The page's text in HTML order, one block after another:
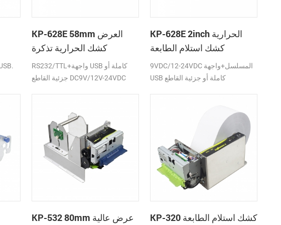
KP-628E 58mm العرض
كشك الحرارية تذكرة
الطابعات مع لصناعة
السيارات في القاطع
RS232/TTL+واجهة USB كاملة أو
جزئية القاطع DC9V/12V-24VDC
KP-628E 2inch الحرارية
كشك استلام الطابعة
9VDC/12-24VDC المسلسل+واجهة
USB كاملة أو جزئية القاطع
KP-532 80mm عرض عالية
KP-320 كشك استلام الطابعة